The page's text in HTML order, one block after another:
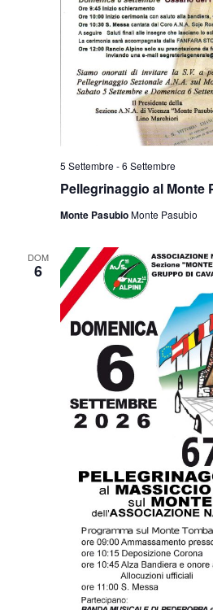
Pellegrinaggio al Monte
5 Settembre -6 Settembre
Monte PasubioMonte Pasubio
DOM
6